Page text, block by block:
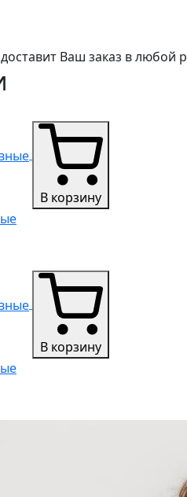
Ваш заказ в любой
В корзину
В корзину